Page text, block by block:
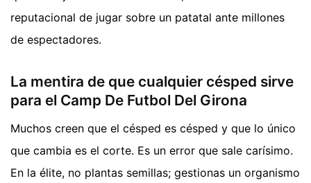
reputacional de jugar sobre un patatal ante millones
de espectadores.
La mentira de que cualquier césped sirve
para el Camp De Futbol Del Girona
Muchos creen que el césped es césped y que lo único
que cambia es el corte. Es un error que sale carísimo.
En la élite, no plantas semillas; gestionas un organismo